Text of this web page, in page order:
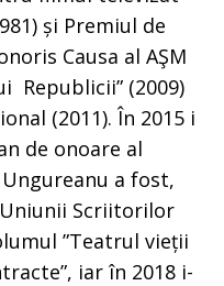
și Premiul de
Causa al AŞM
Republicii” (2009)
(2011). În 2015 i
de onoare al
a fost,
Scriitorilor
”Teatrul vieții
iar în 2018 i-